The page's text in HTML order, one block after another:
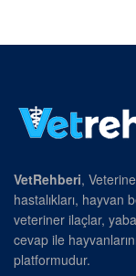
VetRehberi,
hastalıkları, hayvan
veteriner ilaçlar,
cevap ile
platformudur.